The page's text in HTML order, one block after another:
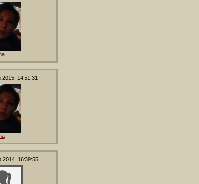
2015. 14:51:31
2014. 16:39:55